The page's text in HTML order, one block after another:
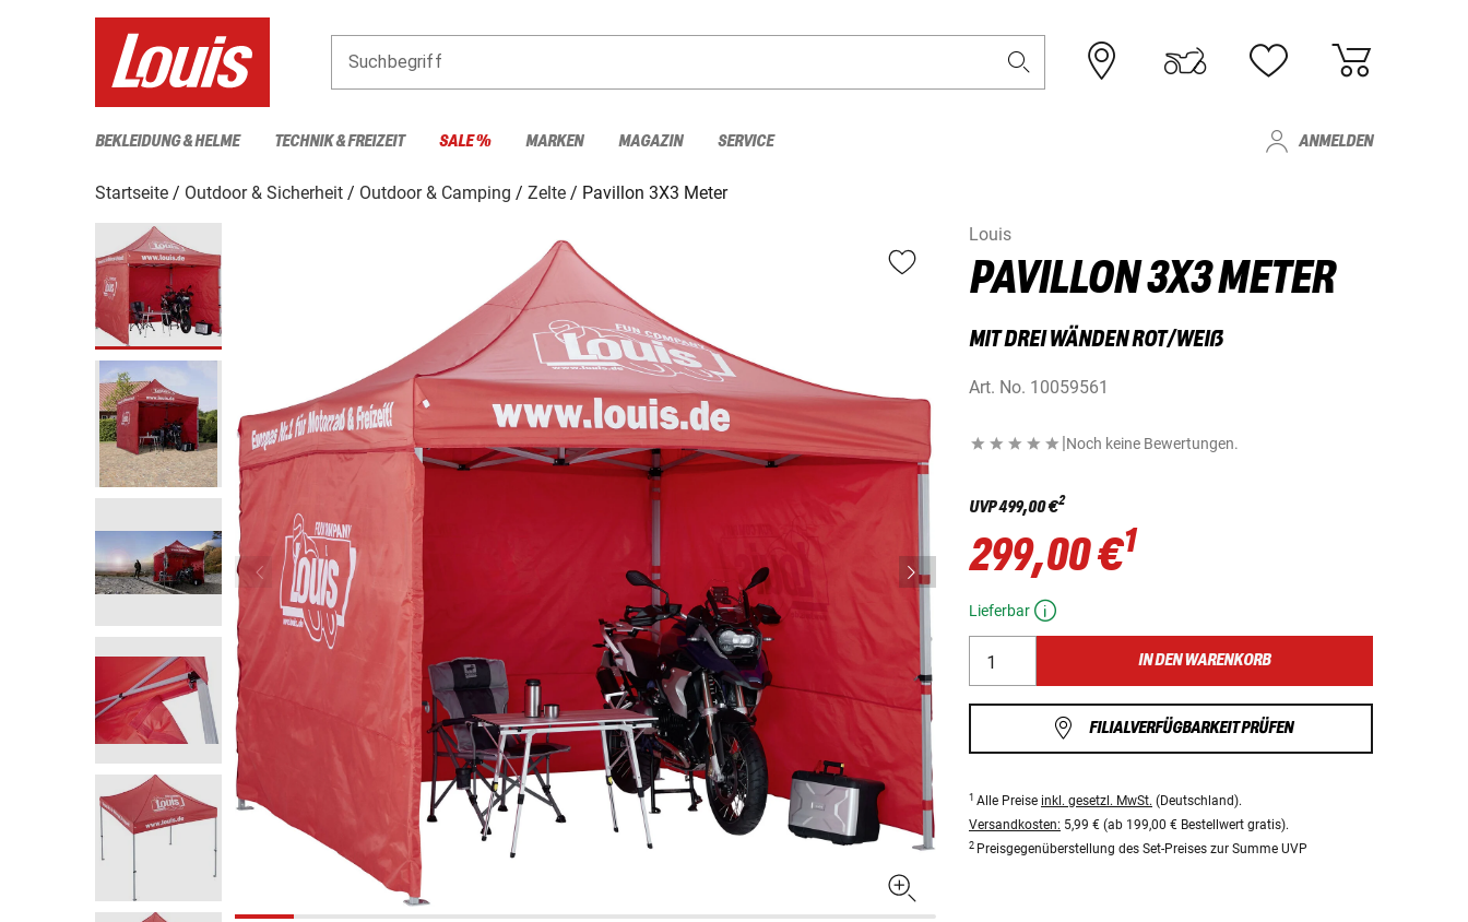
Suchbegriff
BEKLEIDUNG & HELME TECHNIK & FREIZEIT SALE % MARKEN MAGAZIN SERVICE ANMELDEN
Startseite Outdoor & Sicherheit Outdoor & Camping Zelte
Pavillon 3X3 Meter
Louis
PAVILLON 3X3 METER
MIT DREI WÄNDEN ROT/WEIẞ
Art. No. 10059561
|Noch keine Bewertungen.
UVP499,00 €2
299,00 €1
Lieferbar
IN DEN WARENKORB
FILIALVERFÜGBARKEIT PRÜFEN
1 Alle Preise inkl. gesetzl. MwSt. (Deutschland).
Versandkosten: 5,99 € (ab 199,00 € Bestellwert gratis).
2 Preisgegenüberstellung des Set-Preises zur Summe UVP